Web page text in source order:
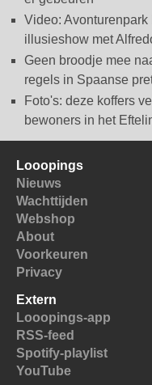
Video:
illusieshow met
Geen broodje mee
regels in Spaanse
Foto's: deze koffers
bewoners in het
Looopings
Nieuws
Wachttijden
Webshop
About
Voorkeuren
Privacy
Extern
Looopings-app
RSS-feed
Spotify-playlist
YouTube